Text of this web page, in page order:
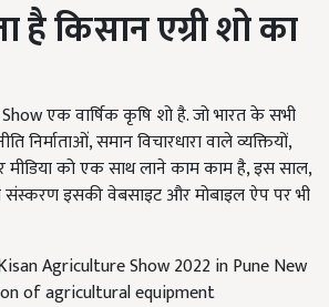
है किसान एग्री शो का
एक वार्षिक कृषि शो है. जो भारत के सभी
निर्माताओं, समान विचारधारा वाले व्यक्तियों,
मीडिया को एक साथ लाने काम काम है, इस साल,
संस्करण इसकी वेबसाइट और मोबाइल ऐप पर भी
Agriculture Show 2022 in Pune New
of agricultural equipment